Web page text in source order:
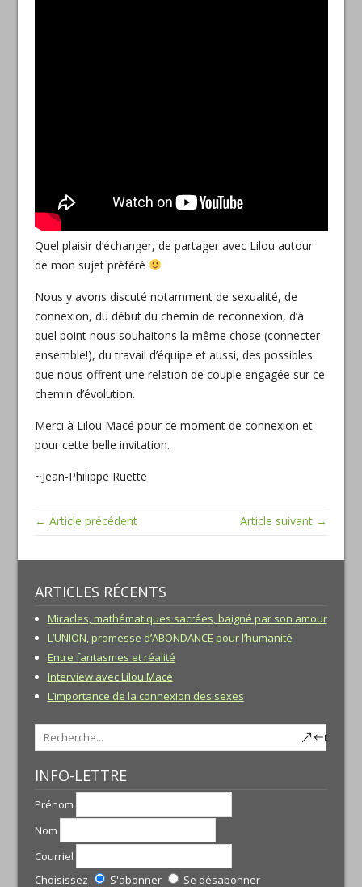
Quel plaisir d’échanger, de partager avec Lilou autour
de mon sujet préféré
Nous y avons discuté notamment de sexualité, de
connexion, du début du chemin de reconnexion, d’à
quel point nous souhaitons la même chose (connecter
ensemble!), du travail d’équipe et aussi, des possibles
que nous offrent une relation de couple engagée sur ce
chemin d’évolution.
Merci à Lilou Macé pour ce moment de connexion et
pour cette belle invitation.
~Jean-Philippe Ruette
← Article précédent Article suivant →
ARTICLES RÉCENTS
Miracles, mathématiques sacrées, baigné par son amour
L’UNION, promesse d’ABONDANCE pour l’humanité
Entre fantasmes et réalité
Interview avec Lilou Macé
L’importance de la connexion des sexes
INFO-LETTRE
Prénom
Nom
Courriel
Choisissez
S'abonner Se désabonner